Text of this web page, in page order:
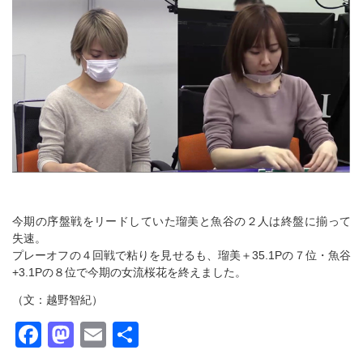
今期の序盤戦をリードしていた瑠美と魚谷の２人は終盤に揃って
失速。
プレーオフの４回戦で粘りを見せるも、瑠美＋35.1Pの７位・魚谷
+3.1Pの８位で今期の女流桜花を終えました。
（文：越野智紀）
Facebook
Mastodon
Email